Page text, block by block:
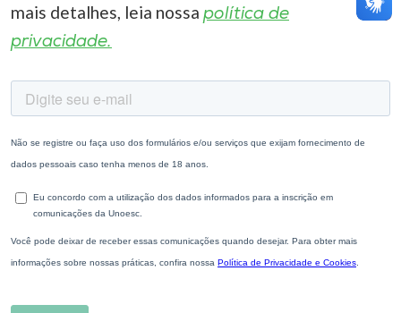
mais detalhes, leia nossa política de
privacidade.